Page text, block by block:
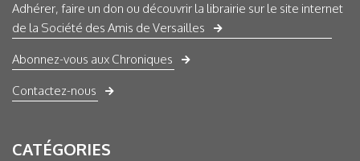
Adhérer, faire un don ou découvrir la librairie sur le site internet
de la Société des Amis de Versailles
Abonnez-vous aux Chroniques
Contactez-nous
CATÉGORIES